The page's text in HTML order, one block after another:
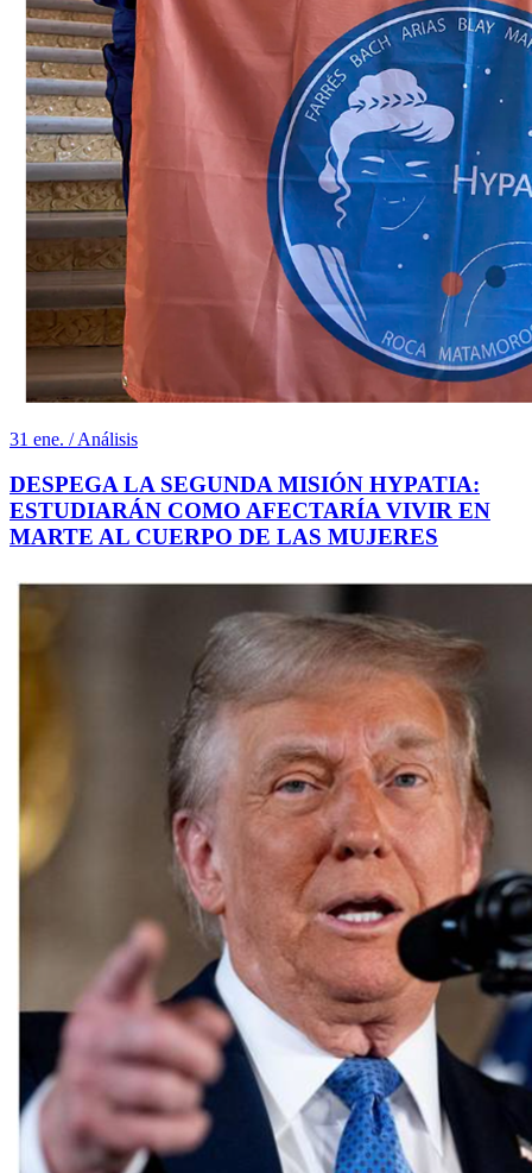
31 ene. / Análisis
DESPEGA LA SEGUNDA MISIÓN HYPATIA:
ESTUDIARÁN COMO AFECTARÍA VIVIR EN
MARTE AL CUERPO DE LAS MUJERES